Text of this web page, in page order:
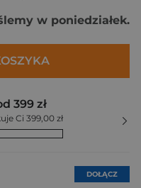
w poniedziałek.
399 zł
Ci 399,00 zł
DOŁĄCZ